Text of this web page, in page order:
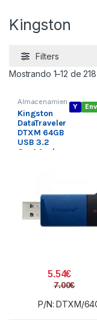
Kingston
Filters
Mostrando 1–12 de
Y
Almacenamien
to externo
Pendrive USB
3.X,Periféricos
Kingston
DataTraveler
DTXM 64GB
USB 3.2
Gen1 Azul
5.54€
7.00€
P/N: DTXM/